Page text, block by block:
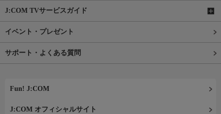
J:COM TVサービスガイド
イベント・プレゼント
サポート・よくある質問
Fun! J:COM
J:COM オフィシャルサイト